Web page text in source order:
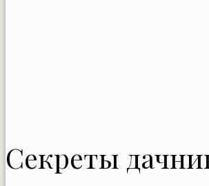
Секреты